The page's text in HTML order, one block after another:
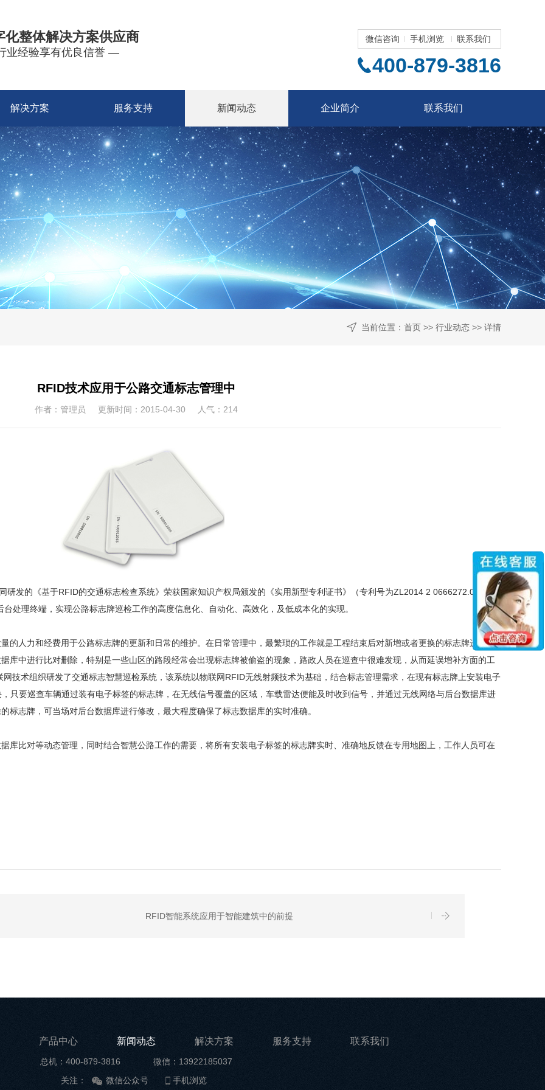
化整体解决方案供应商
业经验享有优良信誉 —
微信咨询 手机浏览 联系我们
400-879-3816
解决方案 服务支持 新闻动态 企业简介 联系我们
当前位置： 首页 >> 行业动态 >> 详情
RFID技术应用于公路交通标志管理中
作者：管理员 更新时间：2015-04-30 人气： 214
的《基于RFID的交通标志检查系统》荣获国家知识产权局颁发的《实用新型专利证书》（专利号为ZL2014 2 0666272.0），该
处理终端，实现公路标志牌巡检工作的高度信息化、自动化、高效化，及低成本化的实现。
力和经费用于公路标志牌的更新和日常的维护。在日常管理中，最繁琐的工作就是工程结束后对新增或者更换的标志牌进行数
库中进行比对删除，特别是一些山区的路段经常会出现标志牌被偷盗的现象，路政人员在巡查中很难发现，从而延误增补方面的工
技术组织研发了交通标志智慧巡检系统，该系统以物联网RFID无线射频技术为基础，结合标志管理需求，在现有标志牌上安装电子
只要巡查车辆通过装有电子标签的标志牌，在无线信号覆盖的区域，车载雷达便能及时收到信号，并通过无线网络与后台数据库进
标志牌，可当场对后台数据库进行修改，最大程度确保了标志数据库的实时准确。
对等动态管理，同时结合智慧公路工作的需要，将所有安装电子标签的标志牌实时、准确地反馈在专用地图上，工作人员可在
RFID智能系统应用于智能建筑中的前提
产品中心 新闻动态 解决方案 服务支持 联系我们
总机：400-879-3816
微信：13922185037
关注：
微信公众号 手机浏览